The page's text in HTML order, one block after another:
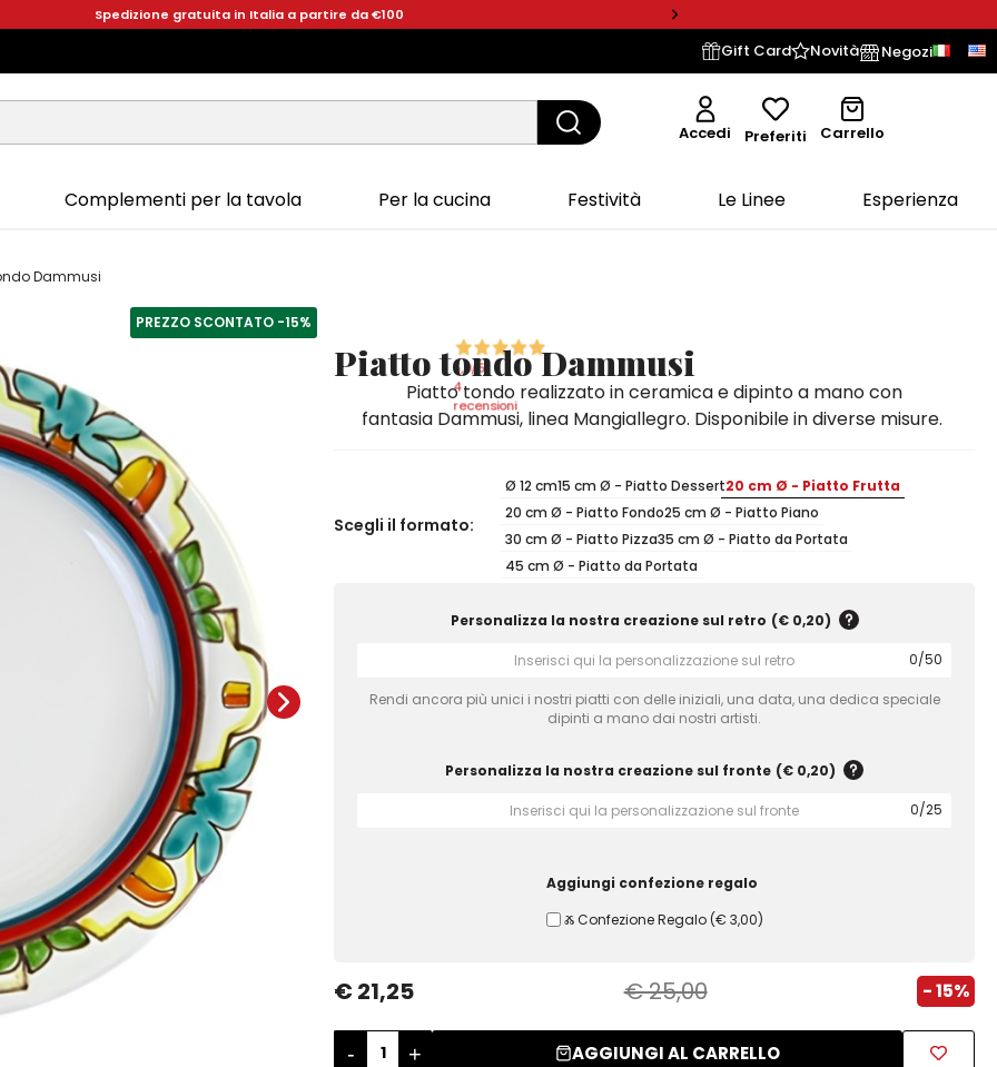
Spedizione gratuita in Italia a partire da €100
Gift Card Novità Negozi
Accedi Preferiti Carrello
Complementi per la tavola Per la cucina Festività Le Linee Esperienza
Dammusi
PREZZO SCONTATO -15%
5,0/5
4
recensioni
Piatto tondo Dammusi
Piatto tondo realizzato in ceramica e dipinto a mano con
fantasia Dammusi, linea Mangiallegro. Disponibile in diverse misure.
Scegli il formato:
Ø 12 cm15 cm Ø - Piatto Dessert20 cm Ø - Piatto Frutta
20 cm Ø - Piatto Fondo25 cm Ø - Piatto Piano
30 cm Ø - Piatto Pizza35 cm Ø - Piatto da Portata
45 cm Ø - Piatto da Portata
Personalizza la nostra creazione sul retro (€ 0,20)
0/50
Rendi ancora più unici i nostri piatti con delle iniziali, una data, una dedica speciale
dipinti a mano dai nostri artisti.
Personalizza la nostra creazione sul fronte (€ 0,20)
0/25
Aggiungi confezione regalo
Ⰶ Confezione Regalo (€ 3,00)
€ 21,25 € 25,00 - 15%
- + AGGIUNGI AL CARRELLO